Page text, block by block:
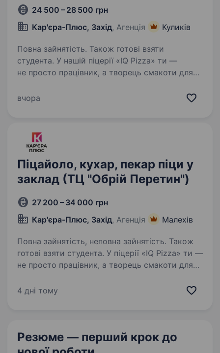
24 500 – 28 500 грн
Кар'єра-Плюс, Захід, Агенція Куликів
Повна зайнятість. Також готові взяти
студента. У нашій піцерії «IQ Pizza» ти —
не просто працівник, а творець смакоти для
ми шукаємо у команду піцайоло, який готує
вчора
Піцайоло, кухар, пекар піци у
заклад (ТЦ "Обрій Перетин")
27 200 – 34 000 грн
Кар'єра-Плюс, Захід, Агенція Малехів
Повна зайнятість, неповна зайнятість. Також
готові взяти студента. У піцерії «IQ Pizza» ти —
не просто працівник, а творець смакоти для
ми шукаємо у команду піцайоло, який готує
4 дні тому
Резюме — перший крок до